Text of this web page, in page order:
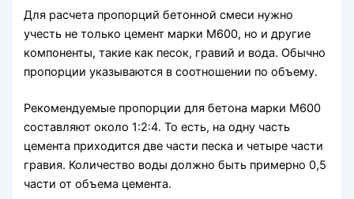
Для расчета пропорций бетонной смеси нужно
учесть не только цемент марки М600, но и другие
компоненты, такие как песок, гравий и вода. Обычно
пропорции указываются в соотношении по объему.
Рекомендуемые пропорции для бетона марки М600
составляют около 1:2:4. То есть, на одну часть
цемента приходится две части песка и четыре части
гравия. Количество воды должно быть примерно 0,5
части от объема цемента.